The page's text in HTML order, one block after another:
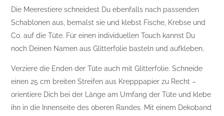
Die Meerestiere schneidest Du ebenfalls nach passenden
Schablonen aus, bemalst sie und klebst Fische, Krebse und
Co. auf die Tüte. Für einen individuellen Touch kannst Du
noch Deinen Namen aus Glitterfolie basteln und aufkleben.
Verziere die Enden der Tüte auch mit Glitterfolie. Schneide
einen 25 cm breiten Streifen aus Krepppapier zu Recht –
orientiere Dich bei der Länge am Umfang der Tüte und klebe
ihn in die Innenseite des oberen Randes. Mit einem Dekoband